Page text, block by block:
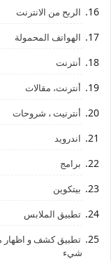
الربح من الانترنت
الهواتف المحمولة
أنترنت
أنترنت، مقالات
أنترنيت ، شروحات
اندرويد
برامج
بيتكوين
تطبيق الملابس
تطبيق كشف و اظهار
شيء